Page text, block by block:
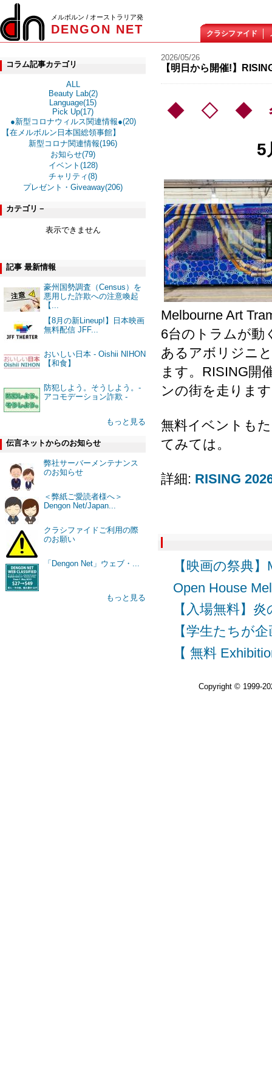
メルボルン / オーストラリア発
DENGON NET クラシファイド
コラム記事カテゴリ
ALL
Beauty Lab(2)
Language(15)
Pick Up(17)
●新型コロナウィルス関連情報●(20)
【在メルボルン日本国総領事館】
新型コロナ関連情報(196)
お知らせ(79)
イベント(128)
チャリティ(8)
プレゼント・Giveaway(206)
カテゴリ－
表示できません
記事 最新情報
豪州国勢調査（Census）を
悪用した詐欺への注意喚起
【...
【8月の新Lineup!】日本映画
無料配信 JFF...
おいしい日本 - Oishii NIHON
【和食】
防犯しよう。そうしよう。-
アコモデーション詐欺 -
もっと見る
伝言ネットからのお知らせ
弊社サーバーメンテナンス
のお知らせ
＜弊紙ご愛読者様へ＞
Dengon Net/Japan...
クラシファイドご利用の際
のお願い
「Dengon Net」ウェブ・...
もっと見る
2026/05/26
【明日から開催!】
◆ ◇ ◆ 冬
5
Melbourne Art
6台のトラムが動
あるアボリジニ
ます。RISING開
ンの街を走りま
無料イベントも
てみては。
詳細: RISING
【映画の祭典
Open House
【入場無料】
【学生たちが
【 無料
Copyright © 1999-